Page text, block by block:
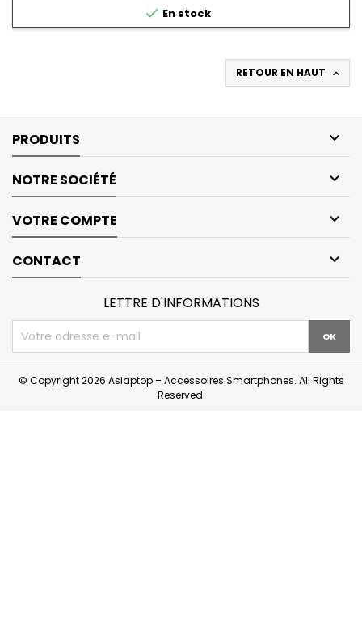
 En stock
RETOUR EN HAUT 
PRODUITS 
NOTRE SOCIÉTÉ 
VOTRE COMPTE 
CONTACT 
LETTRE D'INFORMATIONS
© Copyright 2026 Aslaptop – Accessoires Smartphones. All Rights
Reserved.